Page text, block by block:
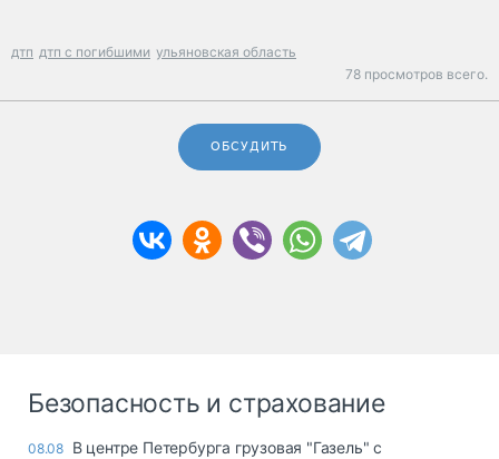
дтп дтп с погибшими ульяновская область
78 просмотров всего.
ОБСУДИТЬ
Безопасность и страхование
08.08 В центре Петербурга грузовая "Газель" с